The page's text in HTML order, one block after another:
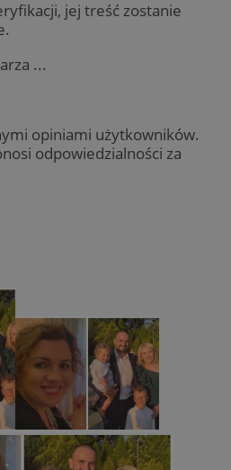
jej treść zostanie
...
opiniami użytkowników.
odpowiedzialności za